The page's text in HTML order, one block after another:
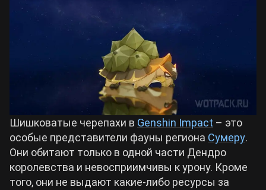
Crimson Desert
Zenless Zone Zero
Kingdom Come: Deliverance 2
Path of Exile 2
Wuthering Waves
Билды Arknights: Endfield
Билды Wuthering Waves
Билды Cyberpunk 2077
Билды Path of Exile 2
Шишковатые черепахи в Genshin Impact – это
особые представители фауны региона Сумеру.
Они обитают только в одной части Дендро
королевства и невосприимчивы к урону. Кроме
того, они не выдают какие-либо ресурсы за